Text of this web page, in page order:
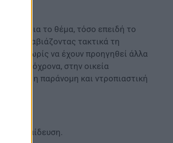
για το θέμα, τόσο επειδή το
παραβιάζοντας τακτικά τη
χωρίς να έχουν προηγηθεί άλλα
ταυτόχρονα, στην οικεία
η παράνομη και ντροπιαστική
Εκπαίδευση.